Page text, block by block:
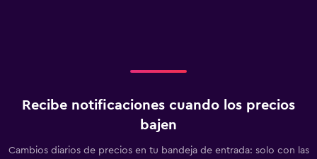
Recibe notificaciones cuando los precios
bajen
Cambios diarios de precios en tu bandeja de entrada: solo con las